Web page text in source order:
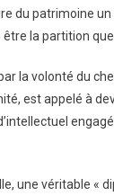
du patrimoine
la partition que
la volonté du
est appelé à
une véritable «